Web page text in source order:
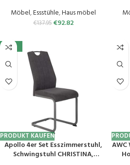
Lackierte Holzstühle aus Birke,
Stühle mit Hoher Rückenlehne und
Esszimmermöbel im
Skandinavischen Stil
Möbel,Essstühle,Haus möbel
€137.95 €92.82
-25%
PRODUKT KAUFEN
Apollo 4er Set Esszimmerstuhl,
Schwingstuhl CHRISTINA,